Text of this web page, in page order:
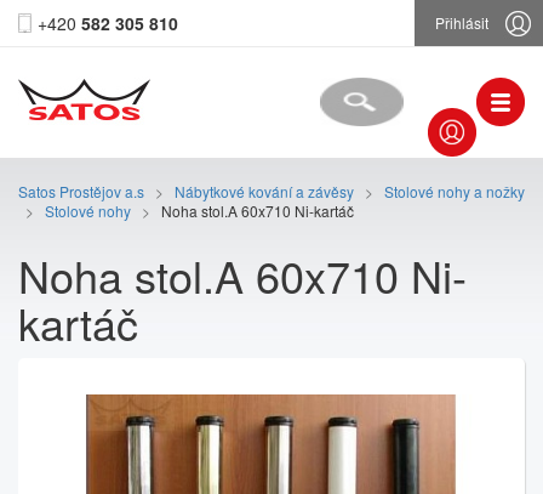
+420 582 305 810 Přihlásit
Satos Prostějov a.s > Nábytkové kování a závěsy >
Stolové nohy a nožky
>
Stolové nohy > Noha stol.A 60x710 Ni-kartáč
Noha stol.A 60x710 Ni-
kartáč